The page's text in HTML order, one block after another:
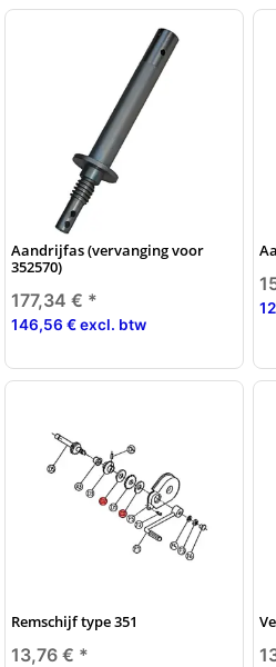
Aandrijfas (vervanging voor
352570)
177,34 € *
146,56 € excl. btw
Remschijf type 351
13,76 € *